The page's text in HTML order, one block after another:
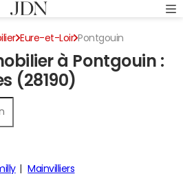
Eure-et-Loir Pontgouin
à Pontgouin :
(28190)
Mainvilliers